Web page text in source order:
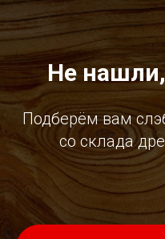
Не
Подберём вам
со склада